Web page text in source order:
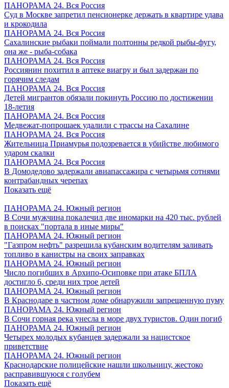
ПАНОРАМА 24. Вся Россия
Суд в Москве запретил пенсионерке держать в квартире удава
и крокодила
ПАНОРАМА 24. Вся Россия
Сахалинские рыбаки поймали полтонны редкой рыбы-фугу,
она же - рыба-собака
ПАНОРАМА 24. Вся Россия
Россиянин похитил в аптеке виагру и был задержан по
горячим следам
ПАНОРАМА 24. Вся Россия
Детей мигрантов обязали покинуть Россию по достижении
18-летия
ПАНОРАМА 24. Вся Россия
Медвежат-попрошаек удалили с трассы на Сахалине
ПАНОРАМА 24. Вся Россия
Жительница Приамурья подозревается в убийстве любимого
ударом скалки
ПАНОРАМА 24. Вся Россия
В Домодедово задержали авиапассажира с четырьмя сотнями
контрабандных черепах
Показать ещё
ПАНОРАМА 24. Южный регион
В Сочи мужчина покалечил две иномарки на 420 тыс. рублей
в поисках "портала в иные миры"
ПАНОРАМА 24. Южный регион
"Газпром нефть" разрешила кубанским водителям заливать
топливо в канистры на своих заправках
ПАНОРАМА 24. Южный регион
Число погибших в Архипо-Осиповке при атаке БПЛА
достигло 6, среди них трое детей
ПАНОРАМА 24. Южный регион
В Краснодаре в частном доме обнаружили запрещенную пуму
ПАНОРАМА 24. Южный регион
В Сочи горная река унесла в море двух туристов. Один погиб
ПАНОРАМА 24. Южный регион
Четырех молодых кубанцев задержали за нацистское
приветствие
ПАНОРАМА 24. Южный регион
Краснодарские полицейские нашли школьницу, жестоко
расправившуюся с голубем
Показать ещё